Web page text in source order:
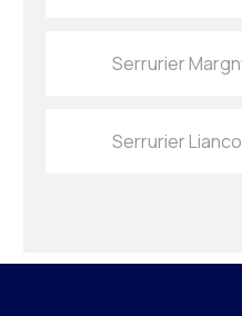
Serrurier
Serrurier